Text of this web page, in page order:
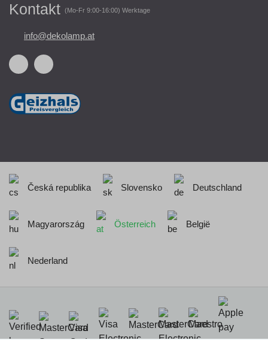
Kontakt (Mo-Fr 9:00-16:00) Werktage
info@dekolamp.at
Česká republika Slovensko Deutschland
Magyarország Österreich België
Nederland